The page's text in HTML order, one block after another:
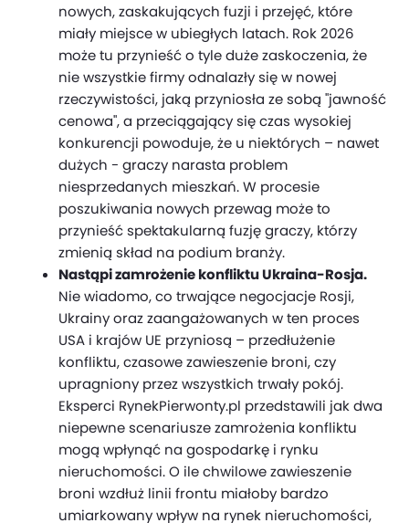
nowych, zaskakujących fuzji i przejęć, które
miały miejsce w ubiegłych latach. Rok 2026
może tu przynieść o tyle duże zaskoczenia, że
nie wszystkie firmy odnalazły się w nowej
rzeczywistości, jaką przyniosła ze sobą "jawność
cenowa", a przeciągający się czas wysokiej
konkurencji powoduje, że u niektórych – nawet
dużych - graczy narasta problem
niesprzedanych mieszkań. W procesie
poszukiwania nowych przewag może to
przynieść spektakularną fuzję graczy, którzy
zmienią skład na podium branży.
Nastąpi zamrożenie konfliktu Ukraina-Rosja.
Nie wiadomo, co trwające negocjacje Rosji,
Ukrainy oraz zaangażowanych w ten proces
USA i krajów UE przyniosą – przedłużenie
konfliktu, czasowe zawieszenie broni, czy
upragniony przez wszystkich trwały pokój.
Eksperci RynekPierwonty.pl przedstawili jak dwa
niepewne scenariusze zamrożenia konfliktu
mogą wpłynąć na gospodarkę i rynku
nieruchomości. O ile chwilowe zawieszenie
broni wzdłuż linii frontu miałoby bardzo
umiarkowany wpływ na rynek nieruchomości,